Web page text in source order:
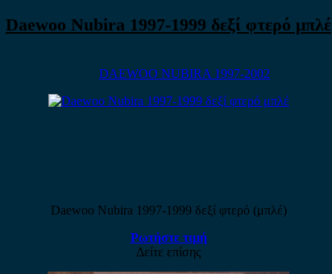
Daewoo Nubira 1997-1999 δεξί φτερό μπλέ
DAEWOO NUBIRA 1997-2002
Daewoo Nubira 1997-1999 δεξί φτερό (μπλέ)
Ρωτήστε τιμή
Δείτε επίσης